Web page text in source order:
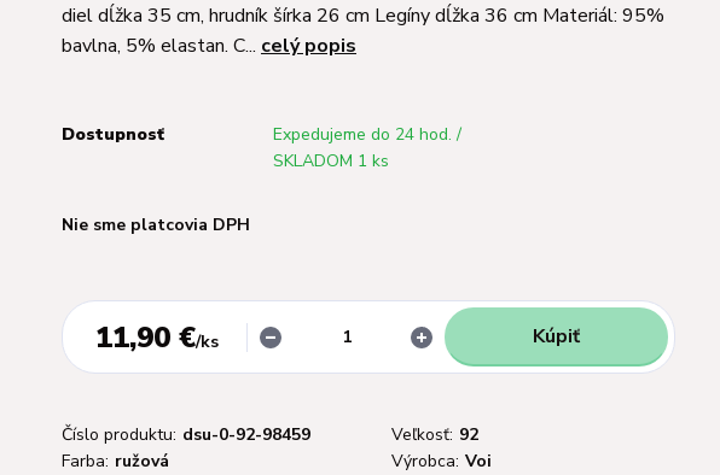
diel dĺžka 35 cm, hrudník šírka 26 cm Legíny dĺžka 36 cm Materiál: 95%
bavlna, 5% elastan. C... celý popis
Dostupnosť
Expedujeme do 24 hod. /
SKLADOM 1 ks
Nie sme platcovia DPH
11,90 €/ks Kúpiť
Číslo produktu: dsu-0-92-98459 Veľkosť: 92
Farba: ružová Výrobca: Voi